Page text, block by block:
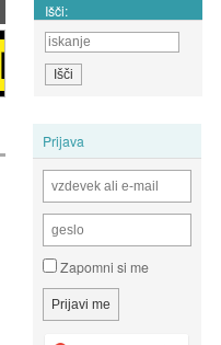
Išči:
Prijava
Zapomni si me